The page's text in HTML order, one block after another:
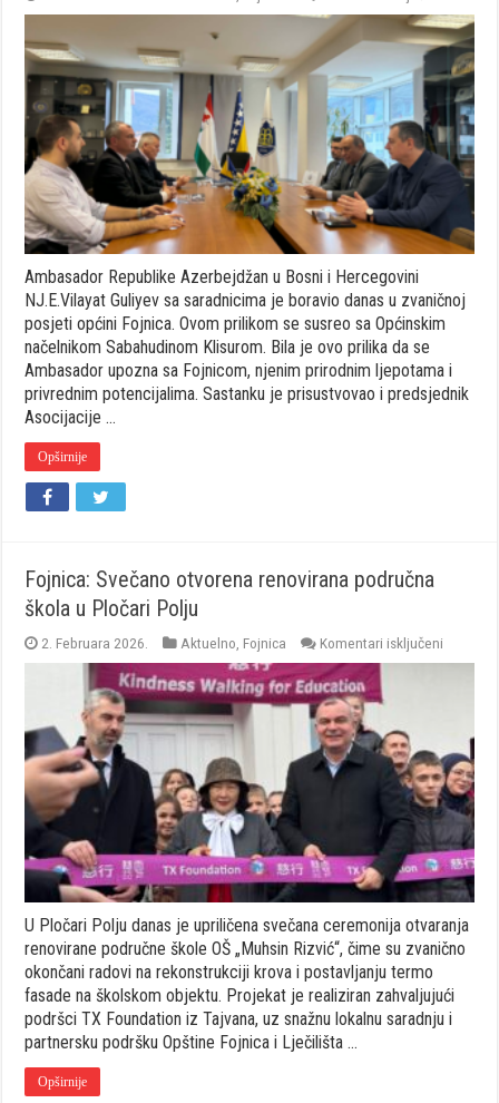
posjetio
Fojnicu
Ambasador Republike Azerbejdžan u Bosni i Hercegovini
NJ.E.Vilayat Guliyev sa saradnicima je boravio danas u zvaničnoj
posjeti općini Fojnica. Ovom prilikom se susreo sa Općinskim
načelnikom Sabahudinom Klisurom. Bila je ovo prilika da se
Ambasador upozna sa Fojnicom, njenim prirodnim ljepotama i
privrednim potencijalima. Sastanku je prisustvovao i predsjednik
Asocijacije …
Opširnije
Fojnica: Svečano otvorena renovirana područna
škola u Pločari Polju
2. Februara 2026. Aktuelno Fojnica Komentari isključeni
Fojnica:
škola
u
Pločari
Polju
U Pločari Polju danas je upriličena svečana ceremonija otvaranja
renovirane područne škole OŠ „Muhsin Rizvić“, čime su zvanično
okončani radovi na rekonstrukciji krova i postavljanju termo
fasade na školskom objektu. Projekat je realiziran zahvaljujući
podršci TX Foundation iz Tajvana, uz snažnu lokalnu saradnju i
partnersku podršku Opštine Fojnica i Lječilišta …
Opširnije